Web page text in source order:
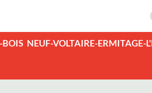
NEUF-VOLTAIRE-